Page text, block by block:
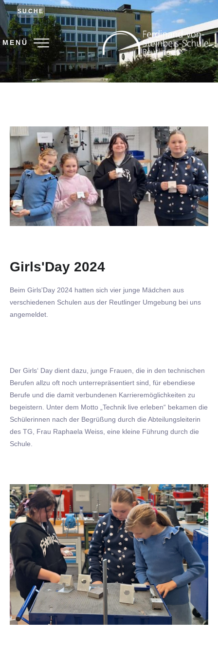
SUCHE
MENÜ
Girls'Day 2024
Beim Girls'Day 2024 hatten sich vier junge Mädchen aus
verschiedenen Schulen aus der Reutlinger Umgebung bei uns
angemeldet.
Der Girls‘ Day dient dazu, junge Frauen, die in den technischen
Berufen allzu oft noch unterrepräsentiert sind, für ebendiese
Berufe und die damit verbundenen Karrieremöglichkeiten zu
begeistern. Unter dem Motto „Technik live erleben“ bekamen die
Schülerinnen nach der Begrüßung durch die Abteilungsleiterin
des TG, Frau Raphaela Weiss, eine kleine Führung durch die
Schule.